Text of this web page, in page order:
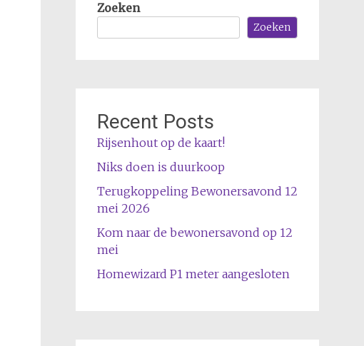
Zoeken
Zoeken
Recent Posts
Rijsenhout op de kaart!
Niks doen is duurkoop
Terugkoppeling Bewonersavond 12
mei 2026
Kom naar de bewonersavond op 12
mei
Homewizard P1 meter aangesloten